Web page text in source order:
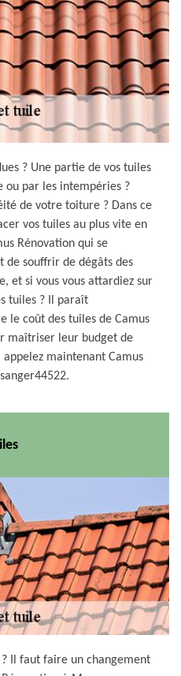
? Une partie de vos tuiles
ou par les intempéries ?
de votre toiture ? Dans ce
vos tuiles au plus vite en
Rénovation qui se
de souffrir de dégâts des
et si vous vous attardiez sur
tuiles ? Il paraît
le coût des tuiles de Camus
maîtriser leur budget de
maintenant Camus
Il faut faire un changement